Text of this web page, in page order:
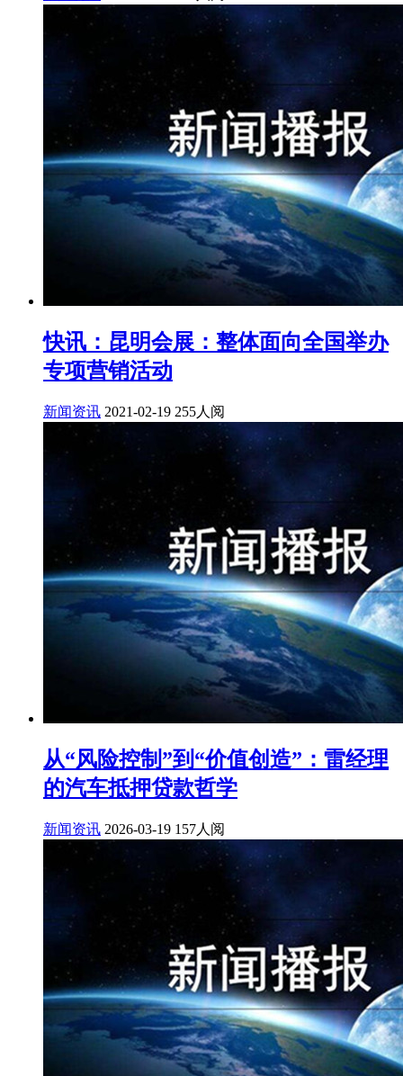
快讯：昆明会展：整体面向全国举办
专项营销活动
新闻资讯 2021-02-19 255人阅
从“风险控制”到“价值创造”：雷经理
的汽车抵押贷款哲学
新闻资讯 2026-03-19 157人阅